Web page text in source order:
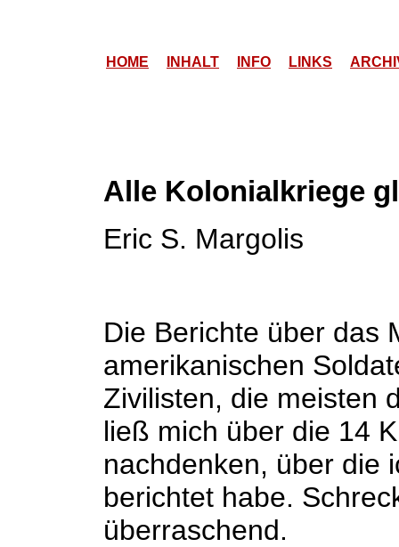
HOME INHALT INFO LINKS
Alle Kolonialkriege
Eric S. Margolis
Die Berichte über das
amerikanischen
Zivilisten, die meisten
ließ mich über die 14
nachdenken, über die
berichtet habe.
überraschend.